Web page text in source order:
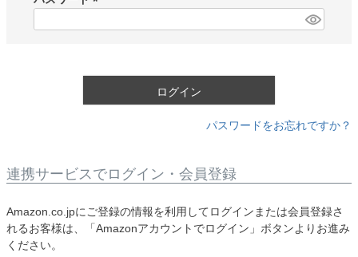
)
ログイン
パスワードをお忘れですか？
連携サービスでログイン・会員登録
Amazon.co.jpにご登録の情報を利用してログインまたは会員登録さ
れるお客様は、「Amazonアカウントでログイン」ボタンよりお進み
ください。